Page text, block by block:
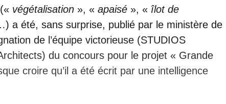
végétalisation », «apaisé », «îlot de
a été, sans surprise, publié par le ministère de
de l’équipe victorieuse (STUDIOS
du concours pour le projet « Grande
croire qu’il a été écrit par une intelligence